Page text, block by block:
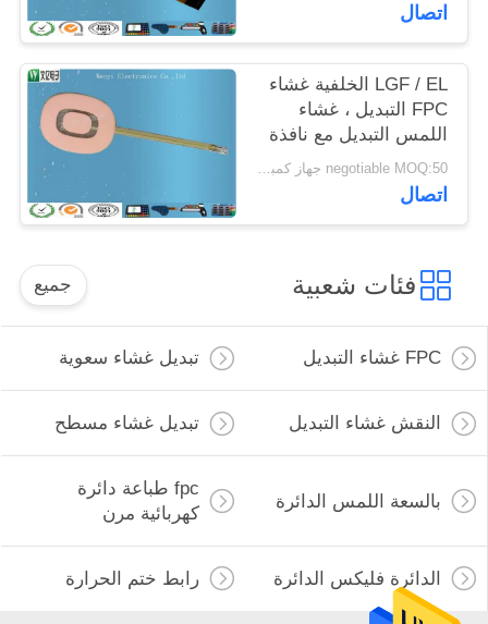
اتصال
LGF / EL الخلفية غشاء
FPC التبديل ، غشاء
اللمس التبديل مع نافذة
اللون
negotiable MOQ:50 جهاز كمبيوتر شخصى / الكثير
اتصال
فئات شعبية جميع
FPC غشاء التبديل تبديل غشاء سعوية
النقش غشاء التبديل تبديل غشاء مسطح
بالسعة اللمس الدائرة
fpc طباعة دائرة
كهربائية مرن
الدائرة فليكس الدائرة رابط ختم الحرارة